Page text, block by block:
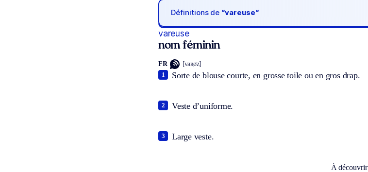
Définitions de “vareuse“
vareuse
nom féminin
FR [vaʀøz]
Sorte de blouse courte, en grosse toile ou en gros drap.
1
Veste d’uniforme.
2
Large veste.
3
À découvrir